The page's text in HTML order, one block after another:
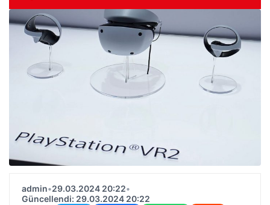
admin•29.03.2024 20:22•
Güncellendi: 29.03.2024 20:22